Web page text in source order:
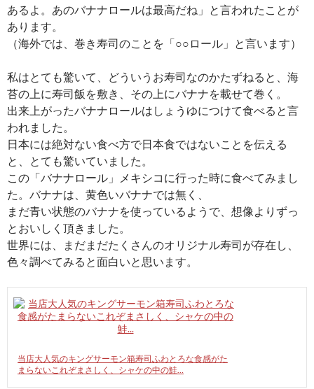
あるよ。あのバナナロールは最高だね」と言われたことが
あります。
（海外では、巻き寿司のことを「○○ロール」と言います）
私はとても驚いて、どういうお寿司なのかたずねると、海
苔の上に寿司飯を敷き、その上にバナナを載せて巻く。
出来上がったバナナロールはしょうゆにつけて食べると言
われました。
日本には絶対ない食べ方で日本食ではないことを伝える
と、とても驚いていました。
この「バナナロール」メキシコに行った時に食べてみまし
た。バナナは、黄色いバナナでは無く、
まだ青い状態のバナナを使っているようで、想像よりずっ
とおいしく頂きました。
世界には、まだまだたくさんのオリジナル寿司が存在し、
色々調べてみると面白いと思います。
当店大人気のキングサーモン箱寿司ふわとろな食感がた
まらないこれぞまさしく、シャケの中の鮭…